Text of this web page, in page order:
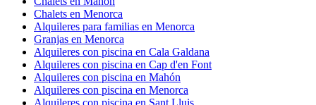
Chalets en Menorca
Alquileres para familias en Menorca
Granjas en Menorca
Alquileres con piscina en Cala Galdana
Alquileres con piscina en Cap d'en Font
Alquileres con piscina en Mahón
Alquileres con piscina en Menorca